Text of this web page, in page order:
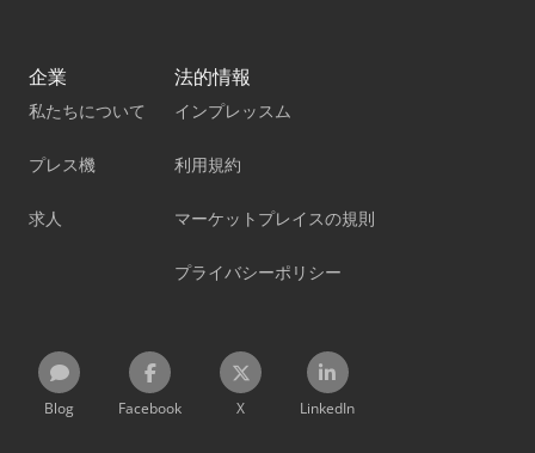
企業
私たちについて
プレス機
求人
法的情報
インプレッスム
利用規約
マーケットプレイスの規則
プライバシーポリシー
Blog Facebook X LinkedIn